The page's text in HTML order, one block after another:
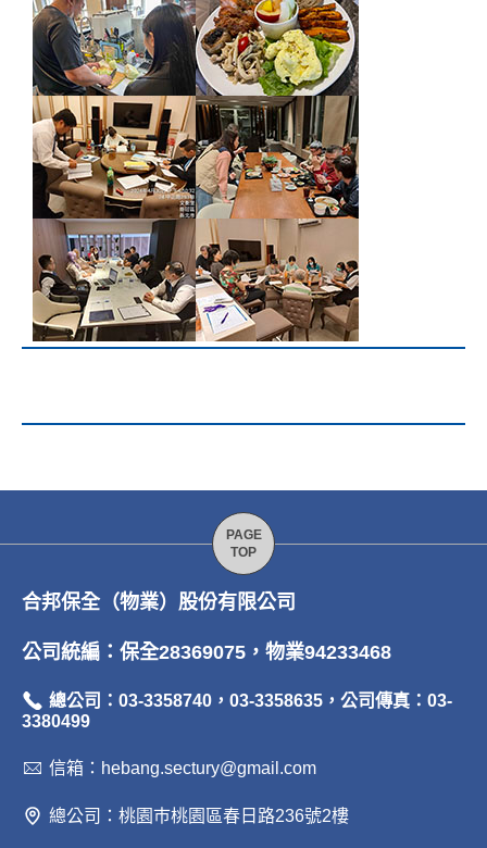
合邦保全（物業）股份有限公司
公司統編：保全28369075，物業94233468
總公司：03-3358740，03-3358635，公司傳真：03-
3380499
信箱：hebang.sectury@gmail.com
總公司：桃園巿桃園區春日路236號2樓